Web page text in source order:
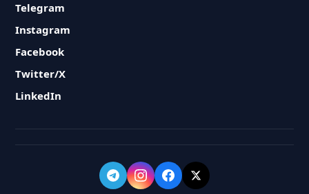
Telegram
Instagram
Facebook
Twitter/X
LinkedIn